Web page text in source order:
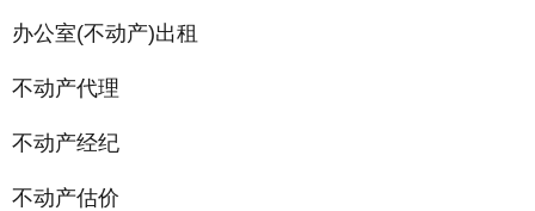
办公室(不动产)出租
不动产代理
不动产经纪
不动产估价